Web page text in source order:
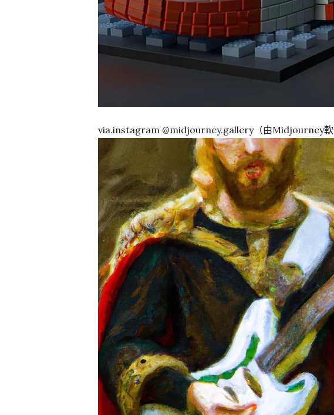
via.instagram @midjourney.gallery（由Midjourney軟